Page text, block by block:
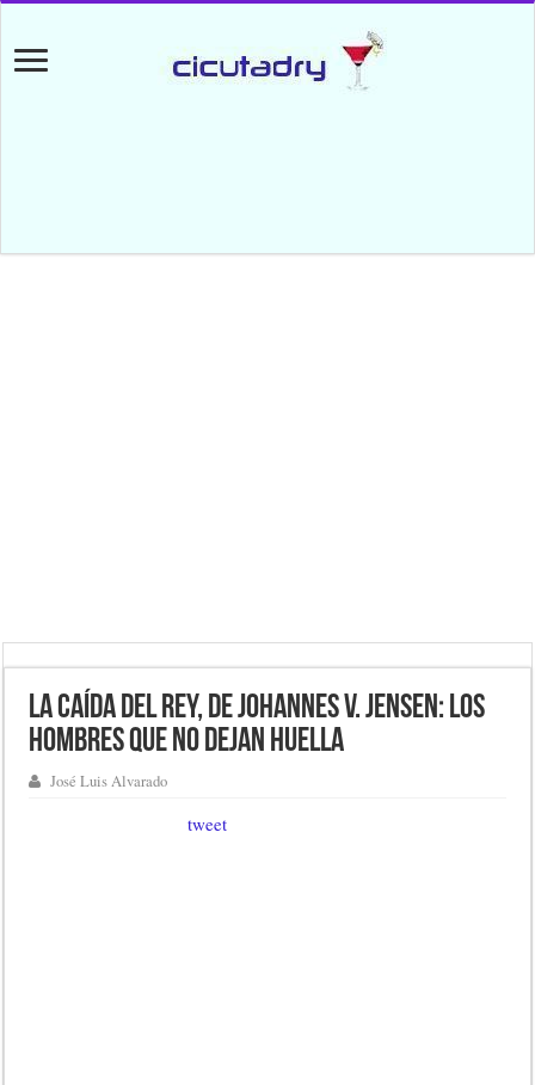
La caída del rey, de Johannes V. Jensen: los
hombres que no dejan huella
José Luis Alvarado
tweet